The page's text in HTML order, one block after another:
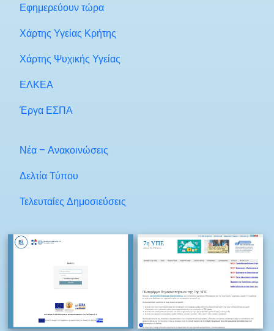
Εφημερεύουν τώρα
Χάρτης Υγείας Κρήτης
Χάρτης Ψυχικής Υγείας
ΕΛΚΕΑ
Έργα ΕΣΠΑ
Νέα – Ανακοινώσεις
Δελτία Τύπου
Τελευταίες Δημοσιεύσεις